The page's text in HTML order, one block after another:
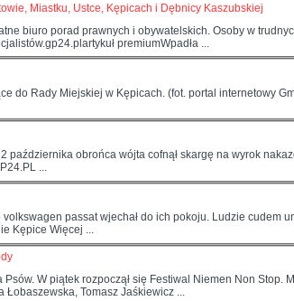
Miastku, Ustce, Kępicach i Dębnicy Kaszubskiej
biuro porad prawnych i obywatelskich. Osoby w
premiumWpadła ...
do Rady Miejskiej w Kępic ach. (fot. portal internetowy
października obrońca wójta cofnął skargę na wyrok
...
passat wjechał do ich pokoju. Ludzie cudem
Kępic e Więcej ...
W piątek rozpoczął się Festiwal Niemen Non Stop.
Tomasz Jaśkiewicz ...